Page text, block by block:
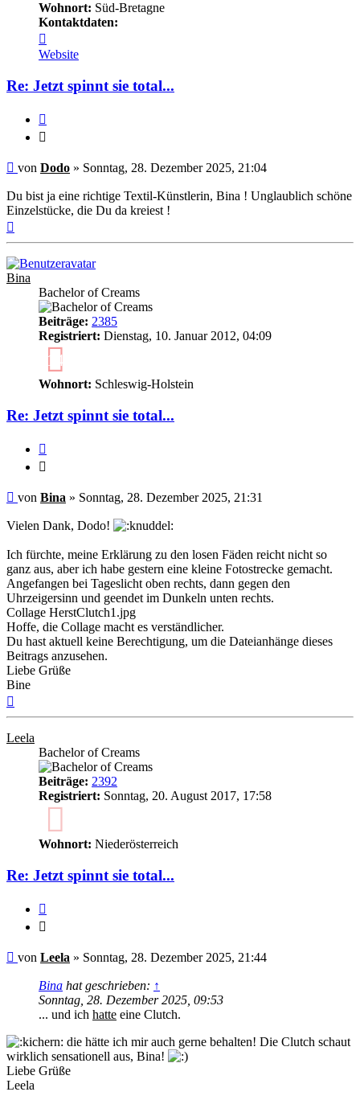
Wohnort: Süd-Bretagne
Kontaktdaten:
von
Dodo
Website
Re: Jetzt spinnt sie total...
Ungelesener
von Dodo » Sonntag, 28. Dezember 2025, 21:04
Du bist ja eine richtige Textil-Künstlerin, Bina ! Unglaublich schöne
Einzelstücke, die Du da kreiest !
Bina
Bachelor of Creams
Beiträge: 2385
Registriert: Dienstag, 10. Januar 2012, 04:09
14
Wohnort: Schleswig-Holstein
Re: Jetzt spinnt sie total...
Ungelesener
von Bina » Sonntag, 28. Dezember 2025, 21:31
Vielen Dank, Dodo!
Ich fürchte, meine Erklärung zu den losen Fäden reicht nicht so
ganz aus, aber ich habe gestern eine kleine Fotostrecke gemacht.
Angefangen bei Tageslicht oben rechts, dann gegen den
Uhrzeigersinn und geendet im Dunkeln unten rechts.
Collage HerstClutch1.jpg
Hoffe, die Collage macht es verständlicher.
Du hast aktuell keine Berechtigung, um die Dateianhänge dieses
Beitrags anzusehen.
Liebe Grüße
Bine
Leela
Bachelor of Creams
Beiträge: 2392
Registriert: Sonntag, 20. August 2017, 17:58
Wohnort: Niederösterreich
Re: Jetzt spinnt sie total...
Ungelesener
von Leela » Sonntag, 28. Dezember 2025, 21:44
Bina hat geschrieben: ↑
Sonntag, 28. Dezember 2025, 09:53
... und ich hatte eine Clutch.
die hätte ich mir auch gerne behalten! Die Clutch schaut
wirklich sensationell aus, Bina!
Liebe Grüße
Leela